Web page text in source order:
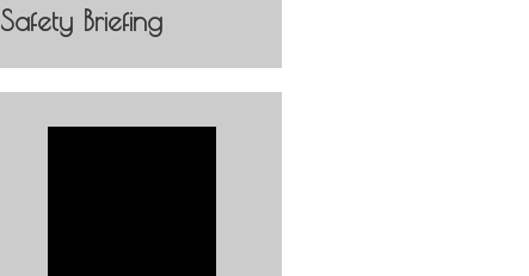
Safety Briefing